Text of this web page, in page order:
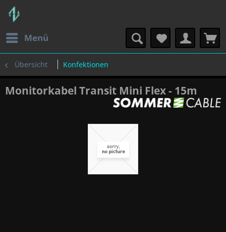
Menü
Übersicht Konfektionen
Monitorkabel Transit Mini Flex - 15m